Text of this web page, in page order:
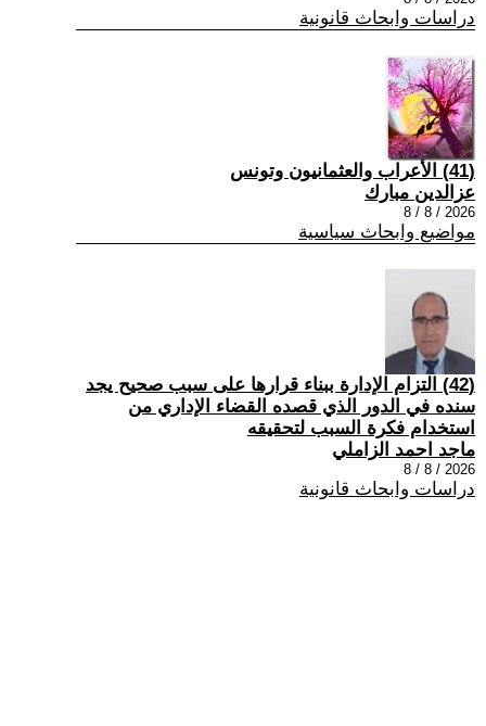
دراسات وابحاث قانونية
(41) الأعراب والعثمانيون وتونس
عزالدين مبارك
2026 / 8 / 8
مواضيع وابحاث سياسية
(42) التزام الإدارة ببناء قرارها على سبب صحیح یجد
سنده في الدور الذي قصده القضاء الإداري من
استخدام فكرة السبب لتحقیقه
ماجد احمد الزاملي
2026 / 8 / 8
دراسات وابحاث قانونية